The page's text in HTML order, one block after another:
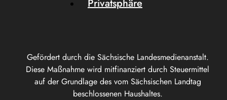
Gefördert durch die Sächsische Landesmedienanstalt.
Diese Maßnahme wird mitfinanziert durch Steuermittel
auf der Grundlage des vom Sächsischen Landtag
beschlossenen Haushaltes.
Privatsphäre